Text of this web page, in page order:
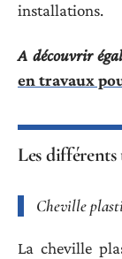
installations.
A découvrir
en travaux
Les différents
Cheville
La cheville